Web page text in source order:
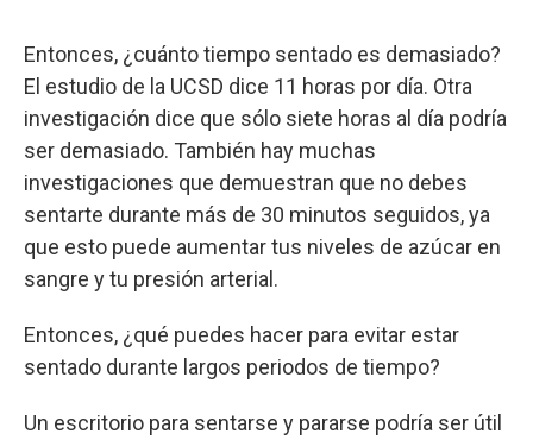
Entonces, ¿cuánto tiempo sentado es demasiado?
El estudio de la UCSD dice 11 horas por día. Otra
investigación dice que sólo siete horas al día podría
ser demasiado. También hay muchas
investigaciones que demuestran que no debes
sentarte durante más de 30 minutos seguidos, ya
que esto puede aumentar tus niveles de azúcar en
sangre y tu presión arterial.
Entonces, ¿qué puedes hacer para evitar estar
sentado durante largos periodos de tiempo?
Un escritorio para sentarse y pararse podría ser útil